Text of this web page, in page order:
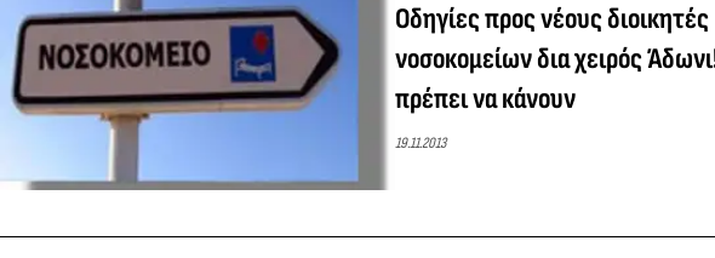
Οδηγίες προς νέους διοικητές
νοσοκομείων δια χειρός
πρέπει να κάνουν
19.11.2013